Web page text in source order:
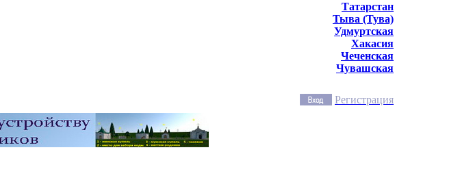
Татарстан
Тыва (Тува)
Удмуртская
Хакасия
Чеченская
Чувашская
Регистрация